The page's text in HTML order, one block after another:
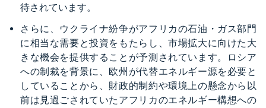
待されています。
さらに、ウクライナ紛争がアフリカの石油・ガス部門
に相当な需要と投資をもたらし、市場拡大に向けた大
きな機会を提供することが予測されています。ロシア
への制裁を背景に、欧州が代替エネルギー源を必要と
していることから、財政的制約や環境上の懸念から以
前は見過ごされていたアフリカのエネルギー構想への